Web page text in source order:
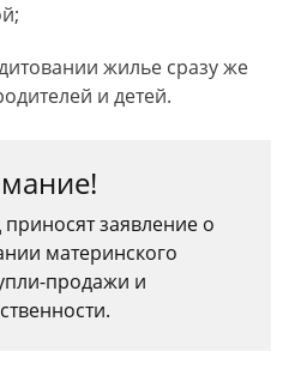
жилье сразу же
и детей.
заявление о
материнского
продажи и